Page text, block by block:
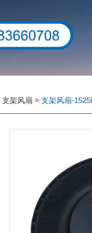
支架风扇 > 支架风扇-